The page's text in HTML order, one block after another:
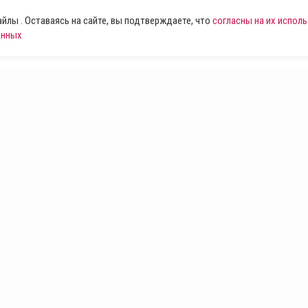
. Оставаясь на сайте, вы подтверждаете, что согласны на их